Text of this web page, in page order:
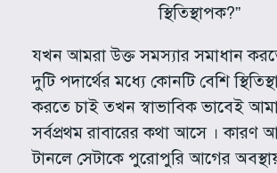
স্থিতিস্থাপক?”
যখন আমরা উক্ত সমস্যার সমাধান
দুটি পদার্থের মধ্যে কোনটি বেশি
করতে চাই তখন স্বাভাবিক ভাবেই
সর্বপ্রথম রাবারের কথা আসে । কারণ
টানলে সেটাকে পুরোপুরি আগের